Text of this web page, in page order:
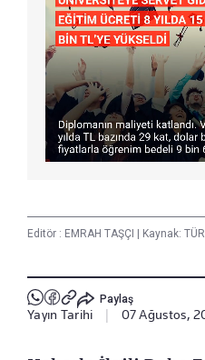
Editör : EMRAH TAŞÇI Kaynak:
Paylaş
Yayın Tarihi 07 Ağustos,